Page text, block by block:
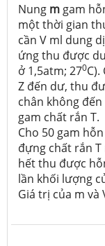
Nung m gam
một thời gian
cần V ml dung
ứng thu được
ở 1,5atm; 270
Z đến dư, thu
chân không
gam chất rắn T.
Cho 50 gam
đựng chất rắn
hết thu được
lần khối lượng
Giá trị của m và